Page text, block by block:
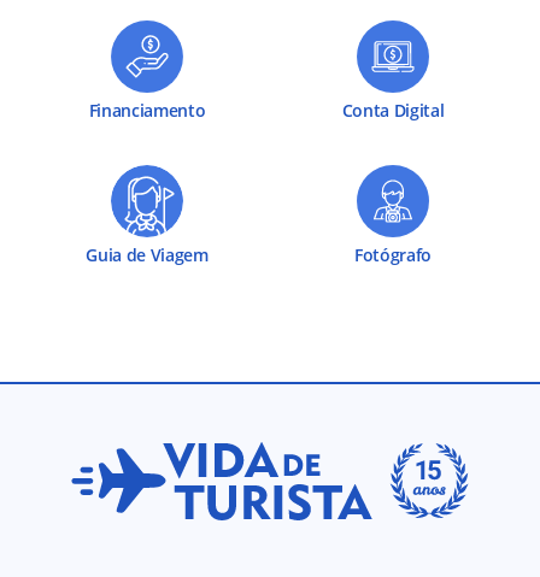
Financiamento Conta Digital
Guia de Viagem Fotógrafo